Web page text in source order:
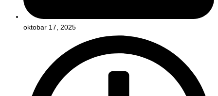
oktobar 17, 2025